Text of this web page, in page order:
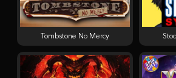
Tombstone No Mercy